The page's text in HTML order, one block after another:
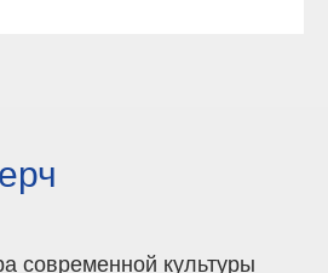
современной культуры